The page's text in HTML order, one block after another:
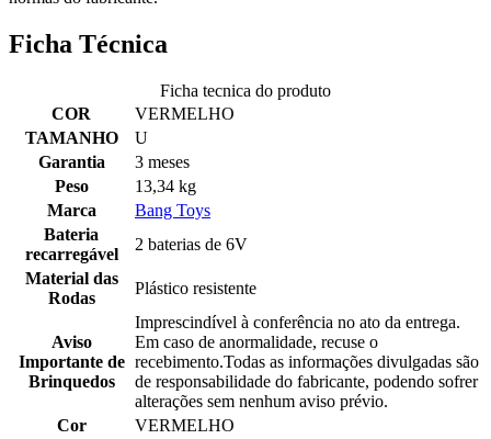
Ficha Técnica
Ficha tecnica do produto
COR
VERMELHO
TAMANHO
U
Garantia
3 meses
Peso
13,34 kg
Marca
Bang Toys
Bateria
recarregável
2 baterias de 6V
Material das
Rodas
Plástico resistente
Aviso
Importante de
Brinquedos
Imprescindível à conferência no ato da entrega.
Em caso de anormalidade, recuse o
recebimento.Todas as informações divulgadas são
de responsabilidade do fabricante, podendo sofrer
alterações sem nenhum aviso prévio.
Cor
VERMELHO